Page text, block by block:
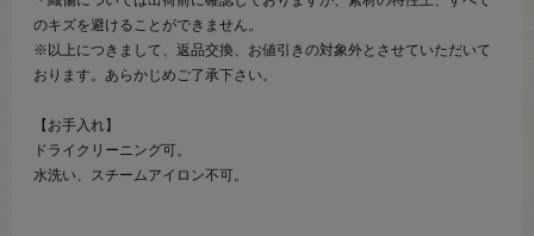
のキズを避けることができません。
※以上につきまして、返品交換、お値引きの対象外とさせていただいて
おります。あらかじめご了承下さい。
【お手入れ】
ドライクリーニング可。
水洗い、スチームアイロン不可。